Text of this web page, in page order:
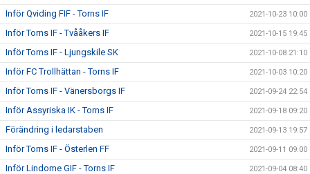
Inför Qviding FIF - Torns IF 2021-10-23 10:00
Inför Torns IF - Tvååkers IF 2021-10-15 19:45
Inför Torns IF - Ljungskile SK 2021-10-08 21:10
Inför FC Trollhättan - Torns IF 2021-10-03 10:20
Inför Torns IF - Vänersborgs IF 2021-09-24 22:54
Inför Assyriska IK - Torns IF 2021-09-18 09:20
Förändring i ledarstaben 2021-09-13 19:57
Inför Torns IF - Österlen FF 2021-09-11 09:00
Inför Lindome GIF - Torns IF 2021-09-04 08:40